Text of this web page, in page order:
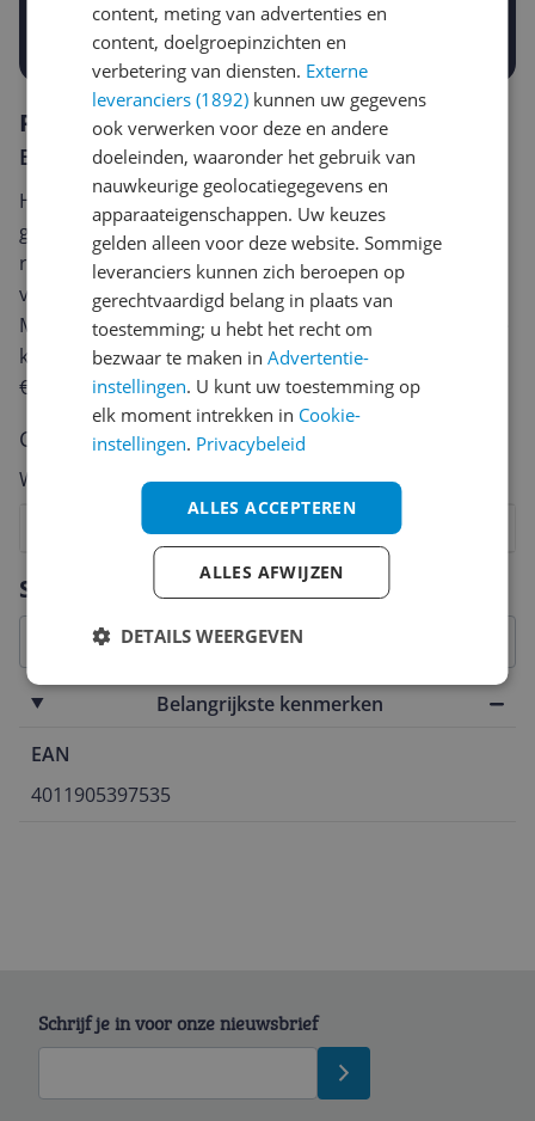
Prijsalert aanzetten
Specificaties
Belangrijkste kenmerken
EAN
4011905397535
Reviews
Er zijn nog geen reviews geschreven
Heb jij dit product in bezit en wil je graag je mening
geven? Start dan hieronder met het schrijven van je
review. Afhankelijk van de details duurt het schrijven
van een review gemiddeld tussen de 3 en 10 minuten.
Met jouw mening help je andere bezoekers een betere
keuze te maken én maak je iedere maand kans op
€250,-!
Klik hier voor de actievoorwaarden.
Cijfer
Welk cijfer geef jij dit product?
8
3
Vraag 1 van 4
Schrijf je in voor onze nieuwsbrief
content, meting van advertenties en
content, doelgroepinzichten en
verbetering van diensten. Externe
leveranciers (1892) kunnen uw gegevens
ook verwerken voor deze en andere
doeleinden, waaronder het gebruik van
nauwkeurige geolocatiegegevens en
apparaateigenschappen. Uw keuzes
gelden alleen voor deze website. Sommige
leveranciers kunnen zich beroepen op
gerechtvaardigd belang in plaats van
toestemming; u hebt het recht om
bezwaar te maken inAdvertentie-
instellingen. U kunt uw toestemming op
elk moment intrekken in Cookie-
instellingen. Privacybeleid
ALLES ACCEPTEREN
ALLES AFWIJZEN
DETAILS WEERGEVEN